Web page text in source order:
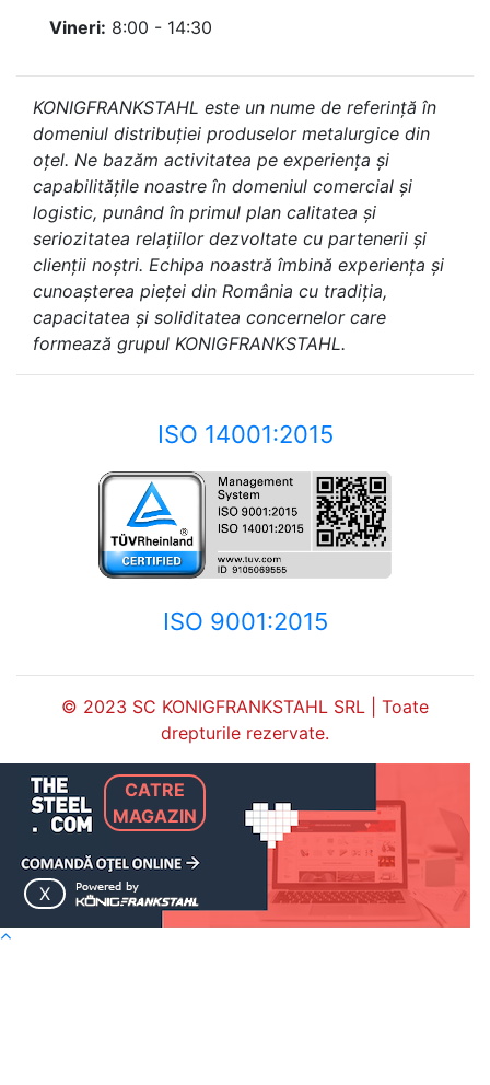
Vineri: 8:00 - 14:30
KONIGFRANKSTAHL este un nume de referință în
domeniul distribuției produselor metalurgice din
oțel. Ne bazăm activitatea pe experiența și
capabilitățile noastre în domeniul comercial și
logistic, punând în primul plan calitatea și
seriozitatea relațiilor dezvoltate cu partenerii și
clienții noștri. Echipa noastră îmbină experiența și
cunoașterea pieței din România cu tradiția,
capacitatea și soliditatea concernelor care
formează grupul KONIGFRANKSTAHL.
ISO 14001:2015
ISO 9001:2015
© 2023 SC KONIGFRANKSTAHL SRL | Toate
drepturile rezervate.
CATRE
MAGAZIN